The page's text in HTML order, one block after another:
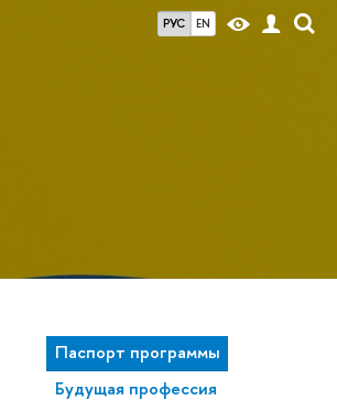
РУС EN
Паспорт программы
Будущая профессия